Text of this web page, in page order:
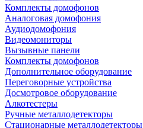
Комплекты домофонов
Аналоговая домофония
Аудиодомофония
Видеомониторы
Вызывные панели
Комплекты домофонов
Дополнительное оборудование
Переговорные устройства
Досмотровое оборудование
Алкотестеры
Ручные металлодетекторы
Стационарные металлодетекторы